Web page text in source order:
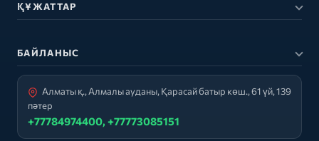
ҚҰЖАТТАР
БАЙЛАНЫС
Алматы қ., Алмалы ауданы, Қарасай батыр көш., 61 үй, 139
пәтер
+77784974400, +77773085151